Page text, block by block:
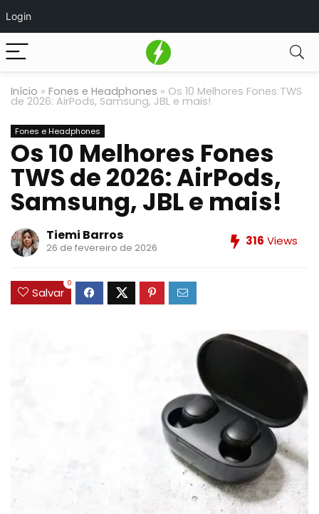
Login
Início » Fones e Headphones » Os 10 Melhores Fones TWS
de 2026: AirPods, Samsung, JBL e mais!
Fones e Headphones
Os 10 Melhores Fones
TWS de 2026: AirPods,
Samsung, JBL e mais!
Tiemi Barros
26 de fevereiro de 2026 316 Views
Salvar
0